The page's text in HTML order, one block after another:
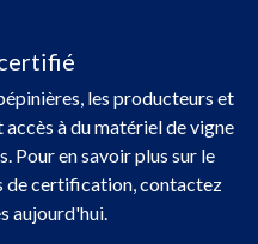
les producteurs et
à du matériel de vigne
Pour en savoir plus sur le
de certification, contactez
aujourd'hui.